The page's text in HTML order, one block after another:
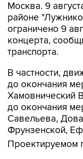
Москва. 9
районе
ограничено 9
концерта,
транспорта.
В частности,
до окончания
Хамовнический
до окончания
Савельева,
Фрунзенской,